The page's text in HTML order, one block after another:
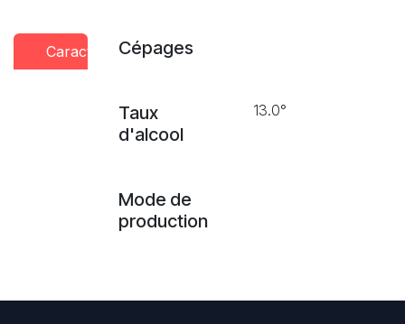
CaractéristiquesCépages
Taux
d'alcool
13.0°
Mode de
production